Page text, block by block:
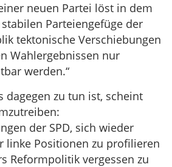
neuen Partei löst in dem
Parteiengefüge der
tektonische Verschiebungen
Wahlergebnissen nur
werden.“
dagegen zu tun ist, scheint
der SPD, sich wieder
linke Positionen zu profilieren
Reformpolitik vergessen zu